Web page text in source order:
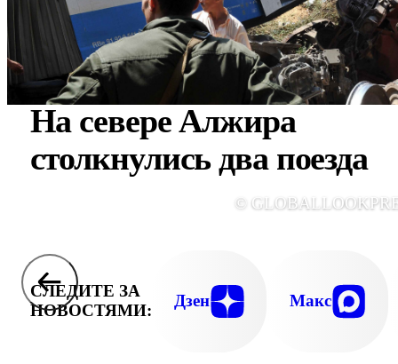
На севере Алжира
столкнулись два поезда
©
СЛЕДИТЕ ЗА
НОВОСТЯМИ:
Дзен Макс